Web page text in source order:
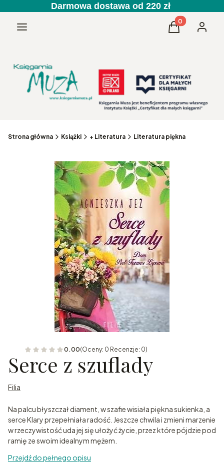
Darmowa dostawa od 220 zł
Menu Produkty w
Koszyk
Strona główna Książki + Literatura Literatura piękna
0.00(Oceny: 0 Recenzje: 0)
Serce z szuflady
Filia
Na palcu błyszczał diament, w szafie wisiała piękna sukienka, a
serce Klary przepełniała radość. Jeszcze chwila i zmieni marzenie
w rzeczywistość uda jej się ułożyć życie, przez które pójdzie pod
ramię ze swoim idealnym mężem.
Przejdź do pełnego opisu